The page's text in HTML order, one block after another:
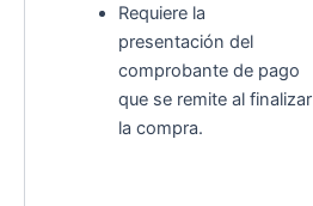
Requiere la
presentación del
comprobante de pago
que se remite al finalizar
la compra.